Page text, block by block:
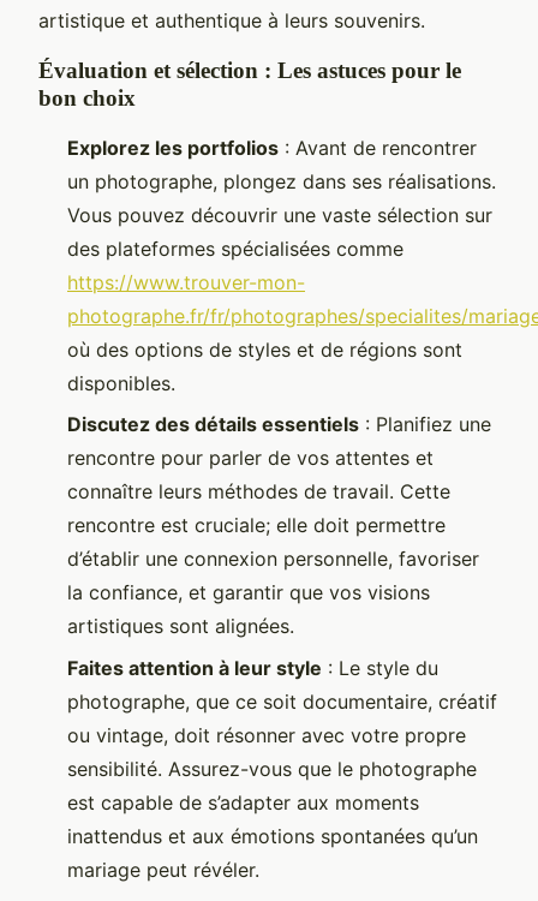
artistique et authentique à leurs souvenirs.
Évaluation et sélection : Les astuces pour le
bon choix
Explorez les portfolios : Avant de rencontrer
un photographe, plongez dans ses réalisations.
Vous pouvez découvrir une vaste sélection sur
des plateformes spécialisées comme
https://www.trouver-mon-
photographe.fr/fr/photographes/specialites/
où des options de styles et de régions sont
disponibles.
Discutez des détails essentiels : Planifiez une
rencontre pour parler de vos attentes et
connaître leurs méthodes de travail. Cette
rencontre est cruciale; elle doit permettre
d’établir une connexion personnelle, favoriser
la confiance, et garantir que vos visions
artistiques sont alignées.
Faites attention à leur style : Le style du
photographe, que ce soit documentaire, créatif
ou vintage, doit résonner avec votre propre
sensibilité. Assurez-vous que le photographe
est capable de s’adapter aux moments
inattendus et aux émotions spontanées qu’un
mariage peut révéler.